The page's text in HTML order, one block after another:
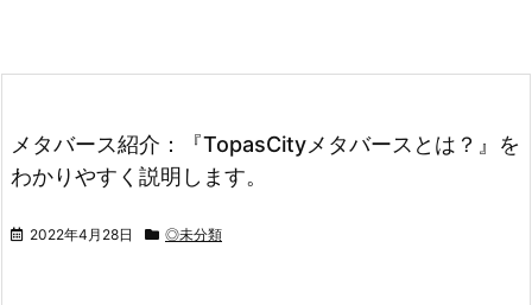
メタバース紹介：『TopasCityメタバースとは？』を
わかりやすく説明します。
2022年4月28日 ◎未分類